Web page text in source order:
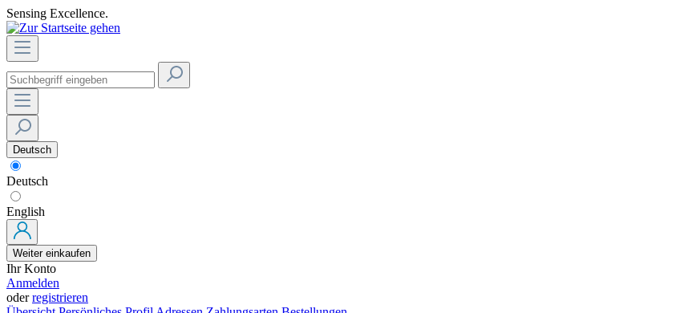
Sensing Excellence.
Deutsch
Deutsch
English
Weiter einkaufen
Ihr Konto
Anmelden
oderregistrieren